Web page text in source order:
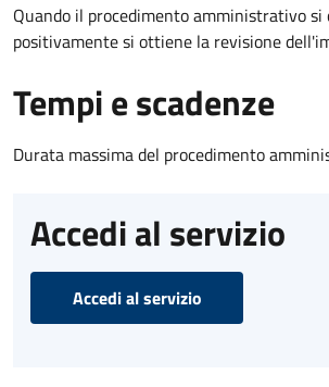
Quando il procedimento amministrativo si
positivamente si ottiene la revisione
Tempi e scadenze
Durata massima del procedimento
Accedi al servizio
Accedi al servizio